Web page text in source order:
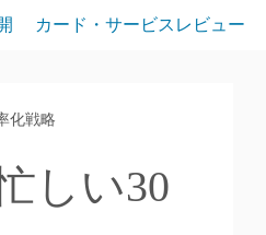
カード・サービスレビュー
化戦略
しい30